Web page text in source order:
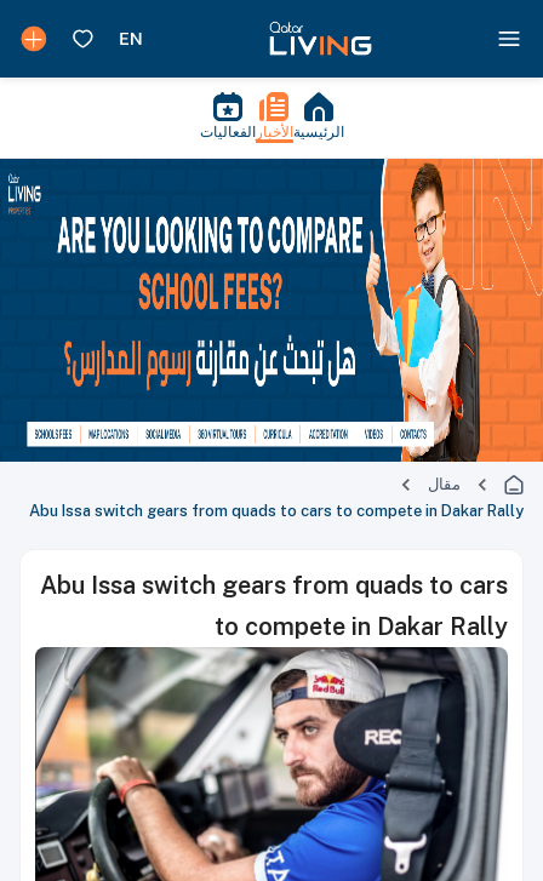
الرئيسية الأخبار الفعاليات
مقال
Abu Issa switch gears from quads to cars to compete in Dakar Rally
Abu Issa switch gears from quads to cars
to compete in Dakar Rally